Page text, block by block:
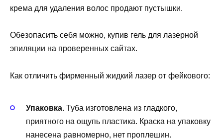
крема для удаления волос продают пустышки.
Обезопасить себя можно, купив гель для лазерной
эпиляции на проверенных сайтах.
Как отличить фирменный жидкий лазер от фейкового:
Упаковка. Туба изготовлена из гладкого,
приятного на ощупь пластика. Краска на упаковку
нанесена равномерно, нет проплешин.